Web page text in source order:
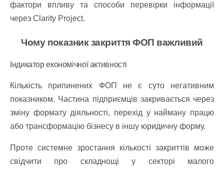
фактори впливу та способи перевірки інформації
через Clarity Project.
Чому показник закриття ФОП важливий
Індикатор економічної активності
Кількість припинених ФОП не є суто негативним
показником. Частина підприємців закривається через
зміну формату діяльності, перехід у найману працю
або трансформацію бізнесу в іншу юридичну форму.
Проте системне зростання кількості закриттів може
свідчити про складнощі у секторі малого